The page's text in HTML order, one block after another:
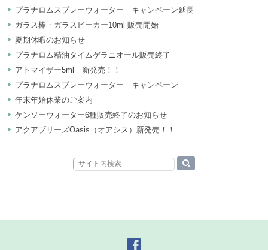
プラナロムスプレーウォーター キャンペーン延長
ガラス棒・ガラスビーカー10ml 販売開始
夏期休暇のお知らせ
プラナロム精油タイムゲラニオール販売終了
アトマイザー5ml 新発売！！
プラナロムスプレーウォーター キャンペーン
年末年始休業のご案内
ケンソーウォーター6種販売終了のお知らせ
アクアブリーズOasis（オアシス）新発売！！